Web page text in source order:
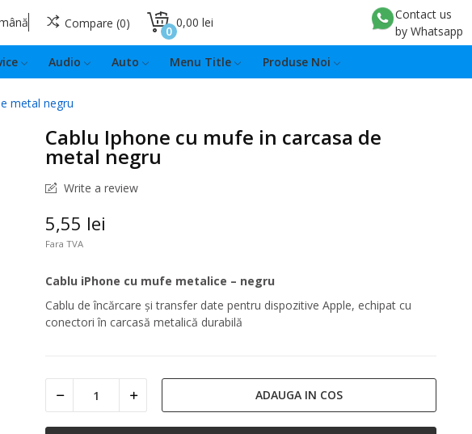
Compare 0 0,00 lei
0
Contact us
by Whatsapp
Audio Auto Menu Title Produse Noi
metal negru
Cablu Iphone cu mufe in carcasa de
metal negru
Write a review
5,55 lei
Fara TVA
Cablu iPhone cu mufe metalice – negru
Cablu de încărcare și transfer date pentru dispozitive Apple, echipat cu
conectori în carcasă metalică durabilă
ADAUGA IN COS